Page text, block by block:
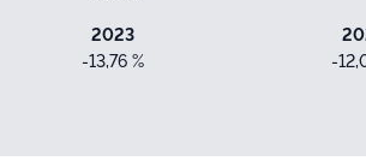
2023
-13,76 %
-